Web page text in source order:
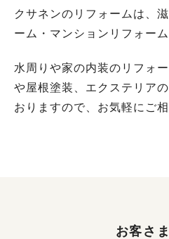
クサネンのリフォームは、
ーム・マンションリフォー
水周りや家の内装のリフォ
や屋根塗装、エクステリア
おりますので、お気軽にご相
お客さ